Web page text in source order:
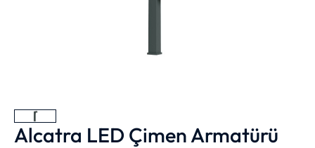
Alcatra LED Çimen Armatürü